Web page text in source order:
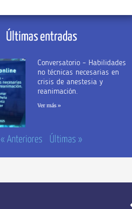
Últimas entradas
Conversatorio – Habilidades
no técnicas necesarias en
crisis de anestesia y
reanimación.
Ver más »
« Anteriores Últimas »